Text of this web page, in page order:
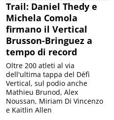
Trail: Daniel Thedy e
Michela Comola
firmano il Vertical
Brusson-Bringuez a
tempo di record
Oltre 200 atleti al via
dell'ultima tappa del Défì
Vertical, sul podio anche
Mathieu Brunod, Alex
Noussan, Miriam Di Vincenzo
e Kaitlin Allen